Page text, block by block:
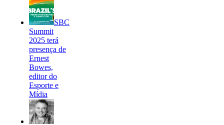
SBC
Summit
2025 terá
presença de
Ernest
Bowes,
editor do
Esporte e
Mídia